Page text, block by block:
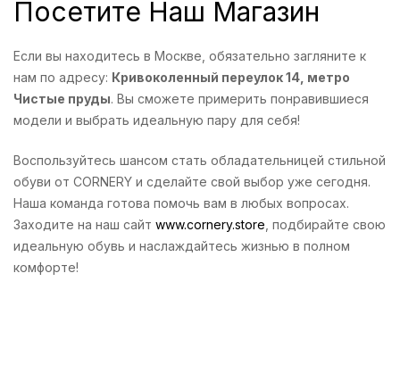
Посетите Наш Магазин
Если вы находитесь в Москве, обязательно загляните к
нам по адресу: Кривоколенный переулок 14, метро
Чистые пруды. Вы сможете примерить понравившиеся
модели и выбрать идеальную пару для себя!
Воспользуйтесь шансом стать обладательницей стильной
обуви от CORNERY и сделайте свой выбор уже сегодня.
Наша команда готова помочь вам в любых вопросах.
Заходите на наш сайт www.cornery.store , подбирайте свою
идеальную обувь и наслаждайтесь жизнью в полном
комфорте!